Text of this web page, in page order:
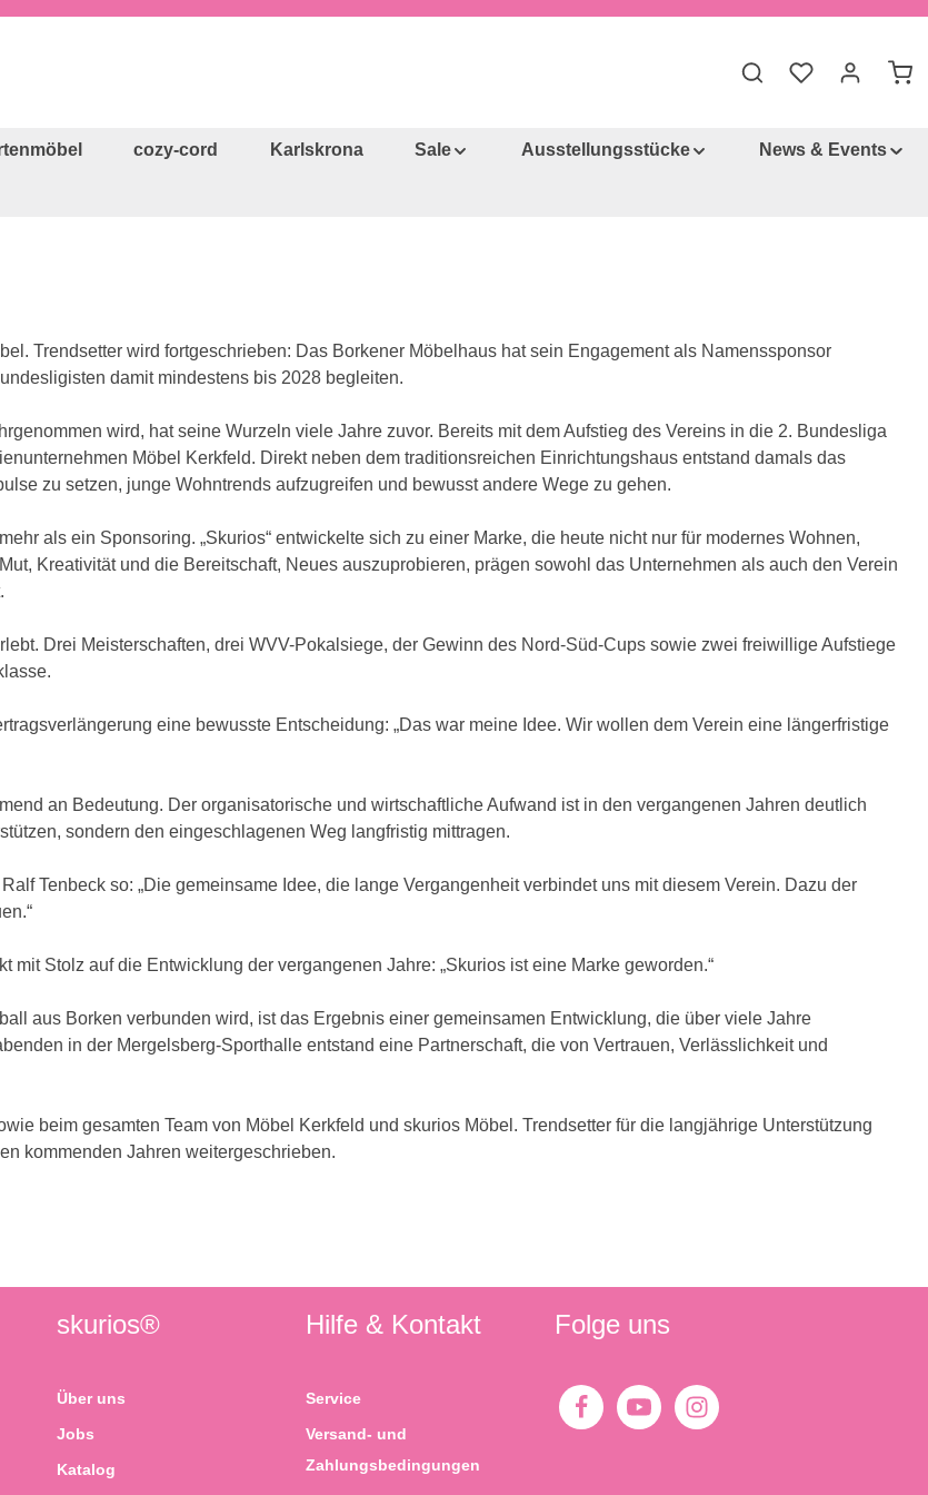
Du hast 0
cozy-cord Karlskrona Sale Ausstellungsstücke News & Events
Trendsetter wird fortgeschrieben: Das Borkener Möbelhaus hat sein Engagement als Namenssponsor
damit mindestens bis 2028 begleiten.
wird, hat seine Wurzeln viele Jahre zuvor. Bereits mit dem Aufstieg des Vereins in die 2. Bundesliga
Möbel Kerkfeld. Direkt neben dem traditionsreichen Einrichtungshaus entstand damals das
zu setzen, junge Wohntrends aufzugreifen und bewusst andere Wege zu gehen.
als ein Sponsoring. „Skurios“ entwickelte sich zu einer Marke, die heute nicht nur für modernes Wohnen,
Kreativität und die Bereitschaft, Neues auszuprobieren, prägen sowohl das Unternehmen als auch den Verein
Drei Meisterschaften, drei WVV-Pokalsiege, der Gewinn des Nord-Süd-Cups sowie zwei freiwillige Aufstiege
eine bewusste Entscheidung: „Das war meine Idee. Wir wollen dem Verein eine längerfristige
an Bedeutung. Der organisatorische und wirtschaftliche Aufwand ist in den vergangenen Jahren deutlich
sondern den eingeschlagenen Weg langfristig mittragen.
Tenbeck so: „Die gemeinsame Idee, die lange Vergangenheit verbindet uns mit diesem Verein. Dazu der
Stolz auf die Entwicklung der vergangenen Jahre: „Skurios ist eine Marke geworden.“
aus Borken verbunden wird, ist das Ergebnis einer gemeinsamen Entwicklung, die über viele Jahre
in der Mergelsberg-Sporthalle entstand eine Partnerschaft, die von Vertrauen, Verlässlichkeit und
beim gesamten Team von Möbel Kerkfeld und skurios Möbel. Trendsetter für die langjährige Unterstützung
kommenden Jahren weitergeschrieben.
skurios®
Über uns
Jobs
Katalog
Hilfe & Kontakt
Service
Versand- und
Zahlungsbedingungen
Folge uns